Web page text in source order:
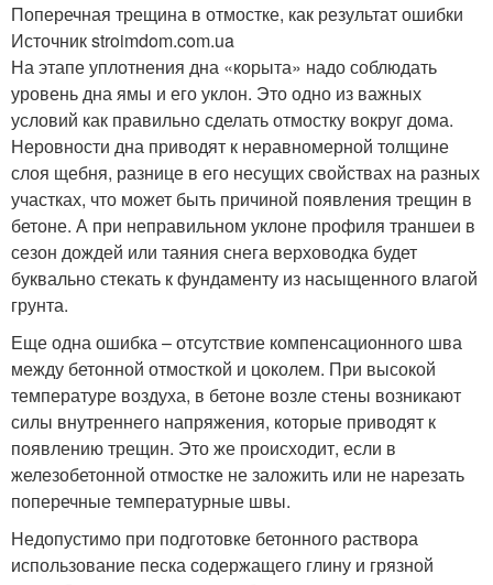
Поперечная трещина в отмостке, как результат ошибки
Источник stroimdom.com.ua
На этапе уплотнения дна «корыта» надо соблюдать
уровень дна ямы и его уклон. Это одно из важных
условий как правильно сделать отмостку вокруг дома.
Неровности дна приводят к неравномерной толщине
слоя щебня, разнице в его несущих свойствах на разных
участках, что может быть причиной появления трещин в
бетоне. А при неправильном уклоне профиля траншеи в
сезон дождей или таяния снега верховодка будет
буквально стекать к фундаменту из насыщенного влагой
грунта.
Еще одна ошибка – отсутствие компенсационного шва
между бетонной отмосткой и цоколем. При высокой
температуре воздуха, в бетоне возле стены возникают
силы внутреннего напряжения, которые приводят к
появлению трещин. Это же происходит, если в
железобетонной отмостке не заложить или не нарезать
поперечные температурные швы.
Недопустимо при подготовке бетонного раствора
использование песка содержащего глину и грязной